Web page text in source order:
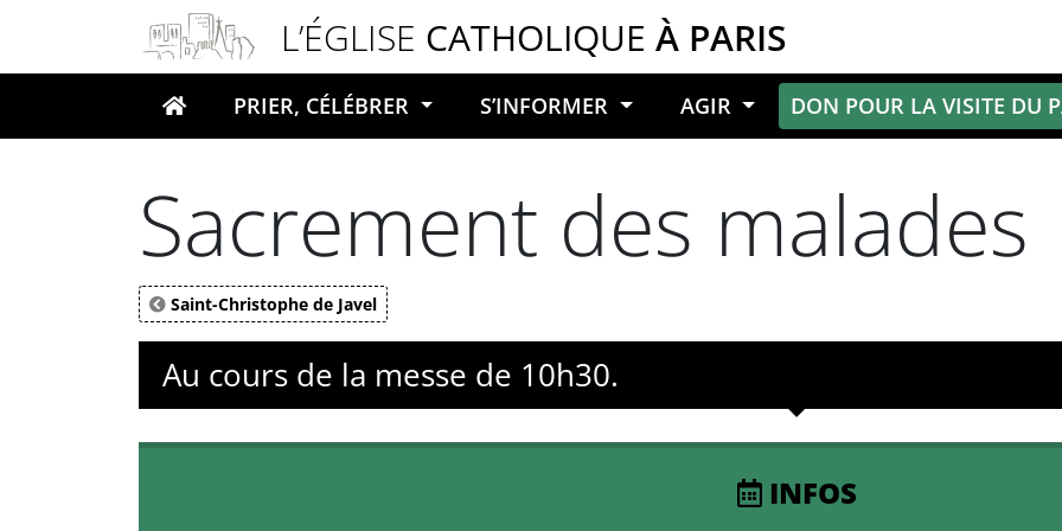
L’ÉGLISE CATHOLIQUE À PARIS
Votre recherche
PRIER, CÉLÉBRER S’INFORMER AGIR DON POUR LA VISITE DU
Sacrement des malades
Saint-Christophe de Javel
Au cours de la messe de 10h30.
INFOS
Panneau de gestion des cookies